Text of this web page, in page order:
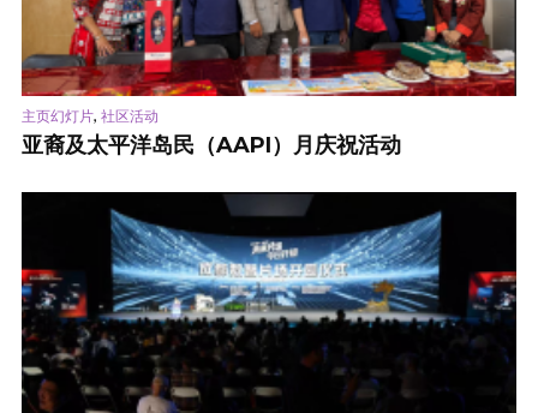
主页幻灯片, 社区活动
亚裔及太平洋岛民（AAPI）月庆祝活动